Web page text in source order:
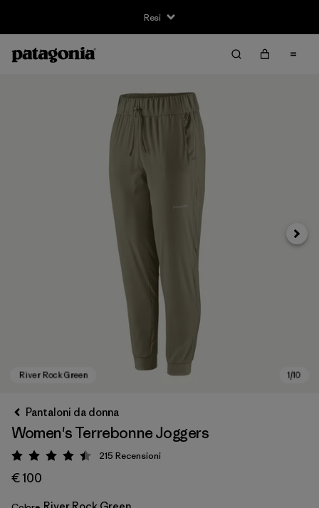
Resi
Avanti
Pantaloni da donna
Women's Terrebonne Joggers
Valutazione: 4.4 / 5
215 Recensioni
€ 100